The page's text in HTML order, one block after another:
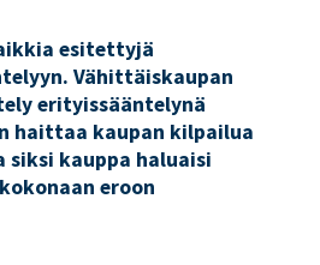
esitettyjä
Vähittäiskaupan
erityissääntelynä
haittaa kaupan kilpailua
siksi kauppa haluaisi
eroon